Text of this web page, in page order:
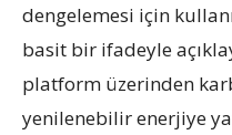
dengelemesi için
basit bir ifadeyle
platform üzerinden
yenilenebilir enerjiye